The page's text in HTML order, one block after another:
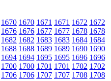
1670 1670 1671 1671 1672 1672
1676 1676 1677 1677 1678 1678
1682 1682 1683 1683 1684 1684
1688 1688 1689 1689 1690 1690
1694 1694 1695 1695 1696 1696
1700 1700 1701 1701 1702 1702
1706 1706 1707 1707 1708 1708